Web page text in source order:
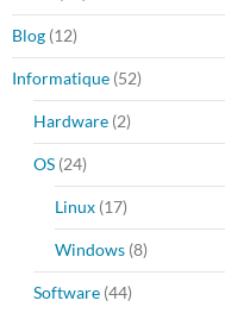
Blog (12)
Informatique (52)
Hardware (2)
OS (24)
Linux (17)
Windows (8)
Software (44)